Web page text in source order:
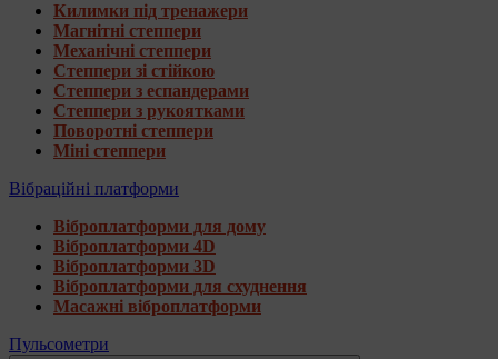
Килимки під тренажери
Магнітні степпери
Механічні степпери
Степпери зі стійкою
Степпери з еспандерами
Степпери з рукоятками
Поворотні степпери
Міні степпери
Вібраційні платформи
Віброплатформи для дому
Віброплатформи 4D
Віброплатформи 3D
Віброплатформи для схуднення
Масажні віброплатформи
Пульсометри